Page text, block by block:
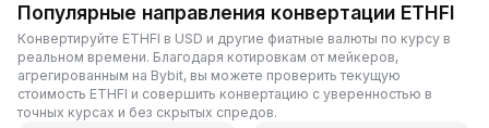
Популярные направления конвертации ETHFI
Конвертируйте ETHFI в USD и другие фиатные валюты по курсу в
реальном времени. Благодаря котировкам от мейкеров,
агрегированным на Bybit, вы можете проверить текущую
стоимость ETHFI и совершить конвертацию с уверенностью в
точных курсах и без скрытых спредов.